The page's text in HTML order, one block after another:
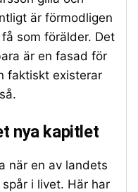
är förmodligen
som förälder. Det
är en fasad för
faktiskt existerar
nya kapitlet
när en av landets
i livet. Här har